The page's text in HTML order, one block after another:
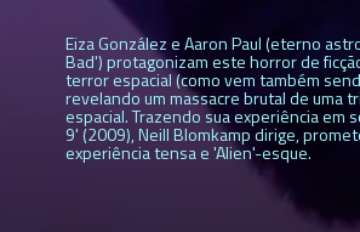
Eiza González e Aaron Paul (eterno
Bad') protagonizam este horror de
terror espacial (como vem também
revelando um massacre brutal de uma
espacial. Trazendo sua experiência em
9' (2009), Neill Blomkamp dirige,
experiência tensa e 'Alien'-esque.